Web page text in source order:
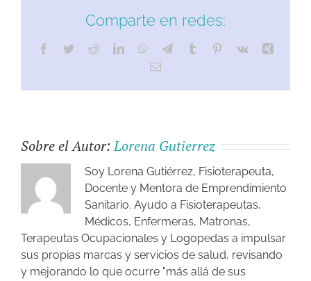
Comparte en redes:
Facebook
TwitterRedditLinkedInWhatsApp
TelegramTumblr Pinterest
Vk
Correo
Sobre el Autor:Lorena Gutierrez
Soy Lorena Gutiérrez, Fisioterapeuta,
Docente y Mentora de Emprendimiento
Sanitario. Ayudo a Fisioterapeutas,
Médicos, Enfermeras, Matronas,
Terapeutas Ocupacionales y Logopedas a impulsar
sus propias marcas y servicios de salud, revisando
y mejorando lo que ocurre "más allá de sus